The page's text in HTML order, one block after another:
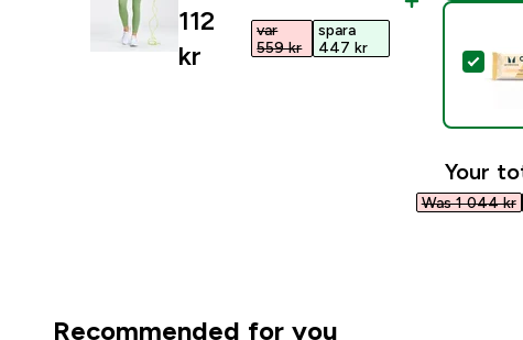
discounted price
112
kr‎
var
559 kr‎
spara
447 kr‎
Your
Was 1 044 kr‎
Recommended for you